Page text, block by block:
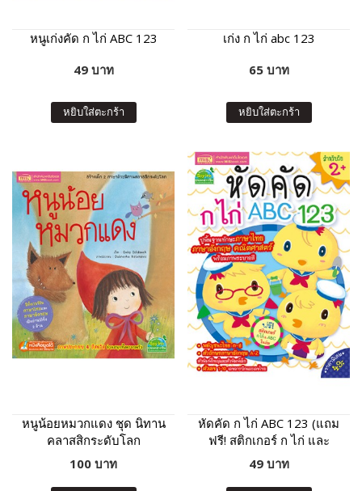
หนูเก่งคัด ก ไก่ ABC 123
49 บาท
หยิบใส่ตะกร้า
เก่ง ก ไก่ abc 123
65 บาท
หยิบใส่ตะกร้า
หนูน้อยหมวกแดง ชุด นิทาน
คลาสสิกระดับโลก
100 บาท
หัดคัด ก ไก่ ABC 123 (แถม
ฟรี! สติกเกอร์ ก ไก่ และ
ABC)
49 บาท